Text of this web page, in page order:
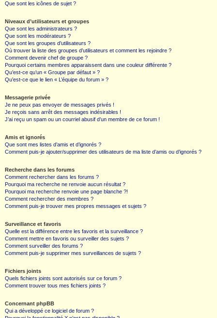
Que sont les icônes de sujet ?
Niveaux d’utilisateurs et groupes
Que sont les administrateurs ?
Que sont les modérateurs ?
Que sont les groupes d’utilisateurs ?
Où trouver la liste des groupes d’utilisateurs et comment les rejoindre ?
Comment devenir chef de groupe ?
Pourquoi certains membres apparaissent dans une couleur différente ?
Qu’est-ce qu’un « Groupe par défaut » ?
Qu’est-ce que le lien « L’équipe du forum » ?
Messagerie privée
Je ne peux pas envoyer de messages privés !
Je reçois sans arrêt des messages indésirables !
J’ai reçu un spam ou un courriel abusif d’un membre de ce forum !
Amis et ignorés
Que sont mes listes d’amis et d’ignorés ?
Comment puis-je ajouter/supprimer des utilisateurs de ma liste d’amis ou d’ignorés ?
Recherche dans les forums
Comment rechercher dans les forums ?
Pourquoi ma recherche ne renvoie aucun résultat ?
Pourquoi ma recherche renvoie une page blanche ?!
Comment rechercher des membres ?
Comment puis-je trouver mes propres messages et sujets ?
Surveillance et favoris
Quelle est la différence entre les favoris et la surveillance ?
Comment mettre en favoris ou surveiller des sujets ?
Comment surveiller des forums ?
Comment puis-je supprimer mes surveillances de sujets ?
Fichiers joints
Quels fichiers joints sont autorisés sur ce forum ?
Comment trouver tous mes fichiers joints ?
Concernant phpBB
Qui a développé ce logiciel de forum ?